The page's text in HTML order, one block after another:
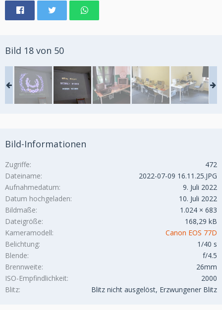
Bild 18 von 50
Bild-Informationen
Zugriffe
472
Dateiname
2022-07-09 16.11.25.JPG
Aufnahmedatum
9. Juli 2022
Datum hochgeladen
10. Juli 2022
Bildmaße
1.024 × 683
Dateigröße
168,29 kB
Kameramodell
Canon EOS 77D
Belichtung
1/40 s
Blende
f/4.5
Brennweite
26mm
ISO-Empfindlichkeit
2000
Blitz
Blitz nicht ausgelöst, Erzwungener Blitz